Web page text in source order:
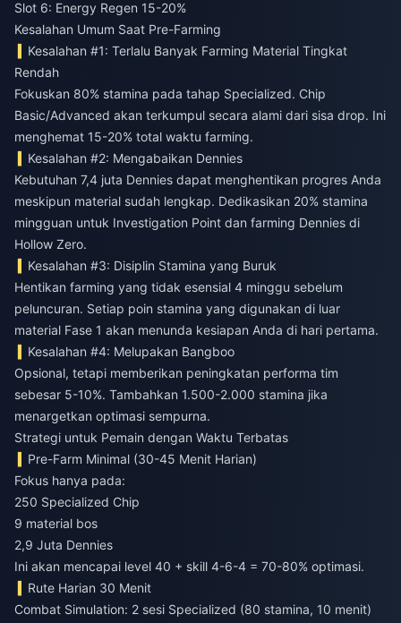
Slot 6: Energy Regen 15-20%
Kesalahan Umum Saat Pre-Farming
Kesalahan #1: Terlalu Banyak Farming Material Tingkat
Rendah
Fokuskan 80% stamina pada tahap Specialized. Chip
Basic/Advanced akan terkumpul secara alami dari sisa drop. Ini
menghemat 15-20% total waktu farming.
Kesalahan #2: Mengabaikan Dennies
Kebutuhan 7,4 juta Dennies dapat menghentikan progres Anda
meskipun material sudah lengkap. Dedikasikan 20% stamina
mingguan untuk Investigation Point dan farming Dennies di
Hollow Zero.
Kesalahan #3: Disiplin Stamina yang Buruk
Hentikan farming yang tidak esensial 4 minggu sebelum
peluncuran. Setiap poin stamina yang digunakan di luar
material Fase 1 akan menunda kesiapan Anda di hari pertama.
Kesalahan #4: Melupakan Bangboo
Opsional, tetapi memberikan peningkatan performa tim
sebesar 5-10%. Tambahkan 1.500-2.000 stamina jika
menargetkan optimasi sempurna.
Strategi untuk Pemain dengan Waktu Terbatas
Pre-Farm Minimal (30-45 Menit Harian)
Fokus hanya pada:
250 Specialized Chip
9 material bos
2,9 Juta Dennies
Ini akan mencapai level 40 + skill 4-6-4 = 70-80% optimasi.
Rute Harian 30 Menit
Combat Simulation: 2 sesi Specialized (80 stamina, 10 menit)